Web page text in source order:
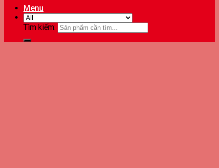
Menu
Tìm kiếm: